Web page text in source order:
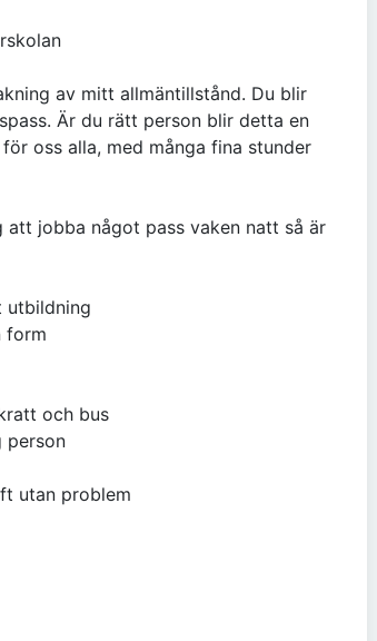
av mitt allmäntillstånd. Du blir
Är du rätt person blir detta en
oss alla, med många fina stunder
att jobba något pass vaken natt så är
utbildning
form
och bus
person
utan problem